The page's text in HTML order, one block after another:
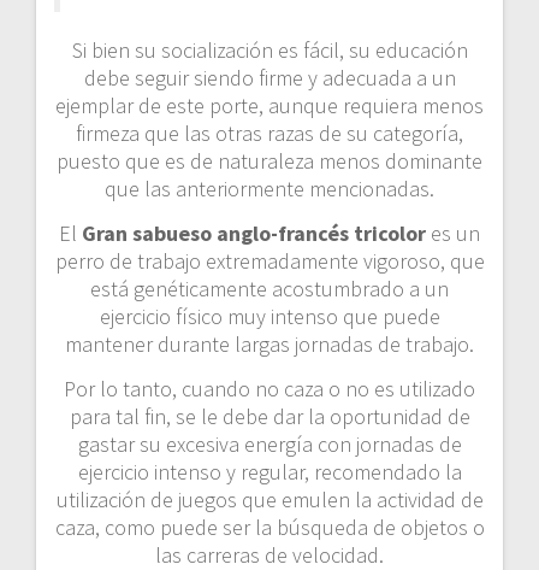
Si bien su socialización es fácil, su educación
debe seguir siendo firme y adecuada a un
ejemplar de este porte, aunque requiera menos
firmeza que las otras razas de su categoría,
puesto que es de naturaleza menos dominante
que las anteriormente mencionadas.
El Gran sabueso anglo-francés tricolor es un
perro de trabajo extremadamente vigoroso, que
está genéticamente acostumbrado a un
ejercicio físico muy intenso que puede
mantener durante largas jornadas de trabajo.
Por lo tanto, cuando no caza o no es utilizado
para tal fin, se le debe dar la oportunidad de
gastar su excesiva energía con jornadas de
ejercicio intenso y regular, recomendado la
utilización de juegos que emulen la actividad de
caza, como puede ser la búsqueda de objetos o
las carreras de velocidad.